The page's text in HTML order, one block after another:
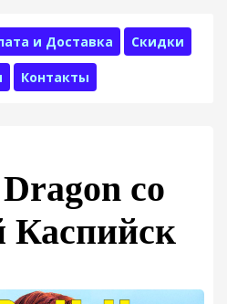
и Доставка Скидки
Контакты
со
Каспийск